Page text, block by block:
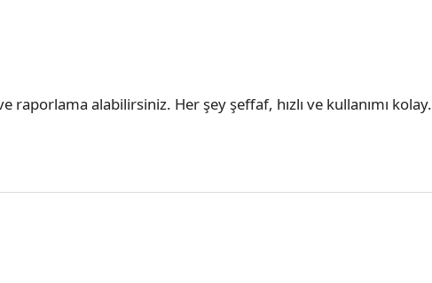
alabilirsiniz. Her şey şeffaf, hızlı ve kullanımı kolay.